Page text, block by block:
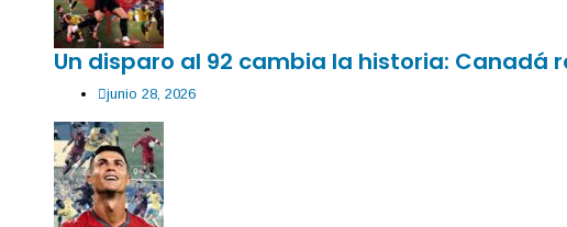
Un disparo al 92 cambia la historia: Canadá
junio 28, 2026